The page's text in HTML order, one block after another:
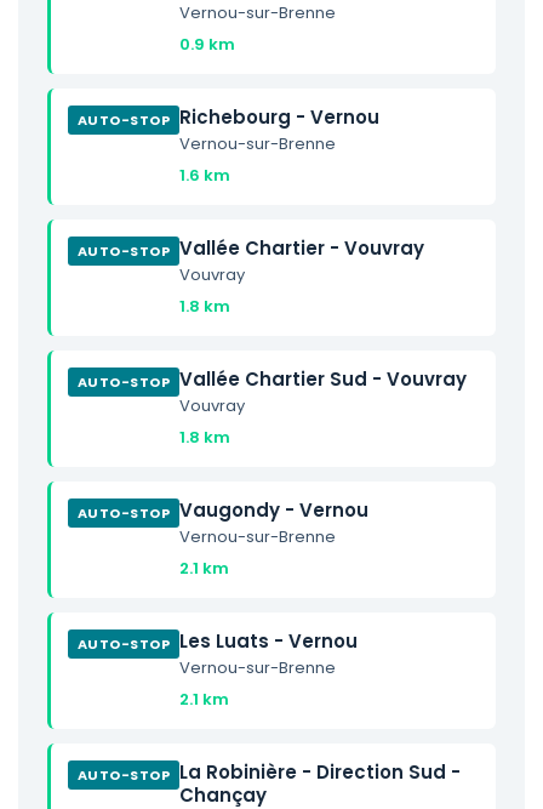
Vernou-sur-Brenne
0.9 km
AUTO-STOP Richebourg - Vernou
Vernou-sur-Brenne
1.6 km
AUTO-STOP Vallée Chartier - Vouvray
Vouvray
1.8 km
AUTO-STOP Vallée Chartier Sud - Vouvray
Vouvray
1.8 km
AUTO-STOP Vaugondy - Vernou
Vernou-sur-Brenne
2.1 km
AUTO-STOP Les Luats - Vernou
Vernou-sur-Brenne
2.1 km
AUTO-STOP La Robinière - Direction Sud -
Chançay